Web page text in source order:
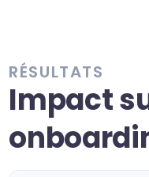
RÉSULTATS
Impact